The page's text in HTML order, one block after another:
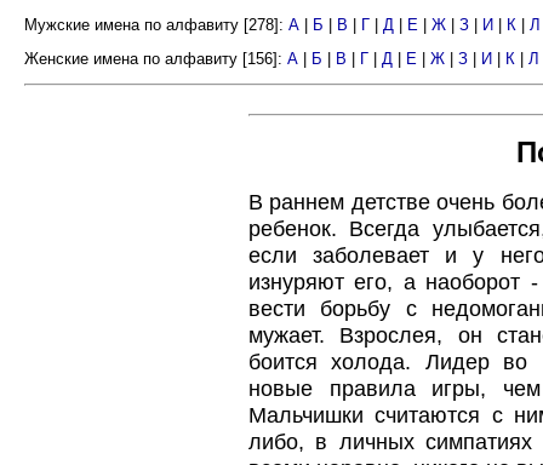
Мужские имена по алфавиту [278]: А Б В Г Д Е Ж З И К Л
Женские имена по алфавиту [156]: А Б В Г Д Е Ж З И К Л
В раннем детстве очень
ребенок. Всегда
если заболевает и у
изнуряют его, а наоборот
вести борьбу с
мужает. Взрослея, он
боится холода. Лидер во
новые правила игры,
Мальчишки считаются с
либо, в личных